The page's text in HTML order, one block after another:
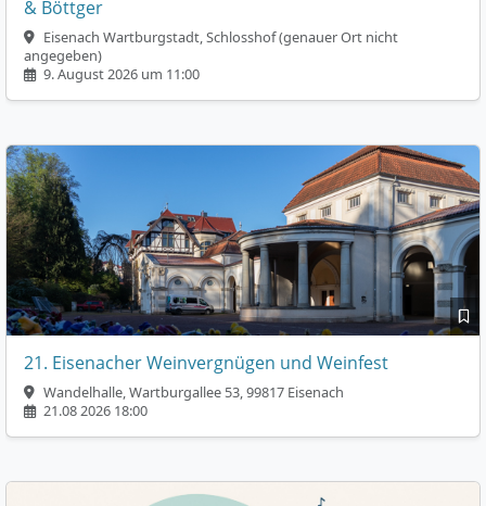
& Böttger
Eisenach Wartburgstadt, Schlosshof (genauer Ort nicht
angegeben)
9. August 2026 um 11:00
21. Eisenacher Weinvergnügen und Weinfest
Wandelhalle, Wartburgallee 53, 99817 Eisenach
21.08 2026 18:00